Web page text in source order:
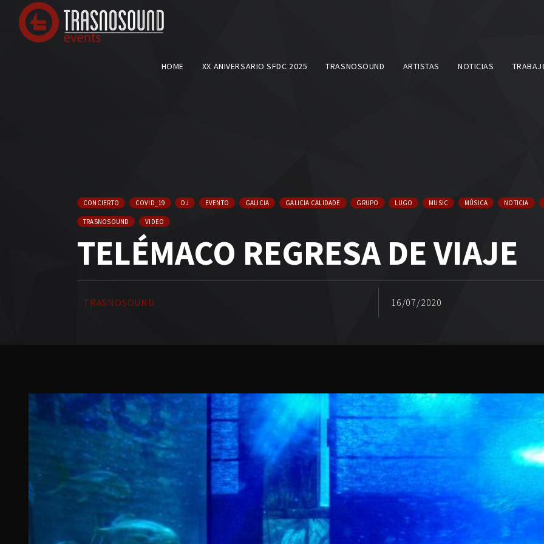
HOME XX ANIVERSARIO SFDC 2025 TRASNOSOUND ARTISTAS NOTICIAS
CONCIERTO COVID_19 DJ EVENTO GALICIA GALICIA CALIDADE GRUPO LUGO MUSIC MÚSICA NOTICIA
TRASNOSOUND VIDEO
TELÉMACO REGRESA DE VIAJE
TRASNOSOUND 16/07/2020